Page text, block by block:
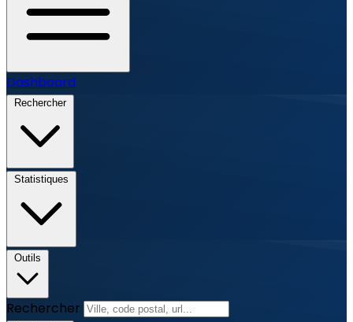
Dashboard
Rechercher
Statistiques
Outils
Rechercher